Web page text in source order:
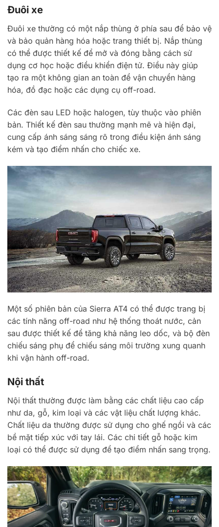
Đuôi xe
Đuôi xe thường có một nắp thùng ở phía sau để bảo vệ
và bảo quản hàng hóa hoặc trang thiết bị. Nắp thùng
có thể được thiết kế để mở và đóng bằng cách sử
dụng cơ học hoặc điều khiển điện tử. Điều này giúp
tạo ra một không gian an toàn để vận chuyển hàng
hóa, đồ đạc hoặc các dụng cụ off-road.
Các đèn sau LED hoặc halogen, tùy thuộc vào phiên
bản. Thiết kế đèn sau thường mạnh mẽ và hiện đại,
cung cấp ánh sáng sáng rõ trong điều kiện ánh sáng
kém và tạo điểm nhấn cho chiếc xe.
Một số phiên bản của Sierra AT4 có thể được trang bị
các tính năng off-road như hệ thống thoát nước, cản
sau được thiết kế để tăng khả năng leo dốc, và bộ đèn
chiếu sáng phụ để chiếu sáng môi trường xung quanh
khi vận hành off-road.
Nội thất
Nội thất thường được làm bằng các chất liệu cao cấp
như da, gỗ, kim loại và các vật liệu chất lượng khác.
Chất liệu da thường được sử dụng cho ghế ngồi và các
bề mặt tiếp xúc với tay lái. Các chi tiết gỗ hoặc kim
loại có thể được sử dụng để tạo điểm nhấn sang trọng.